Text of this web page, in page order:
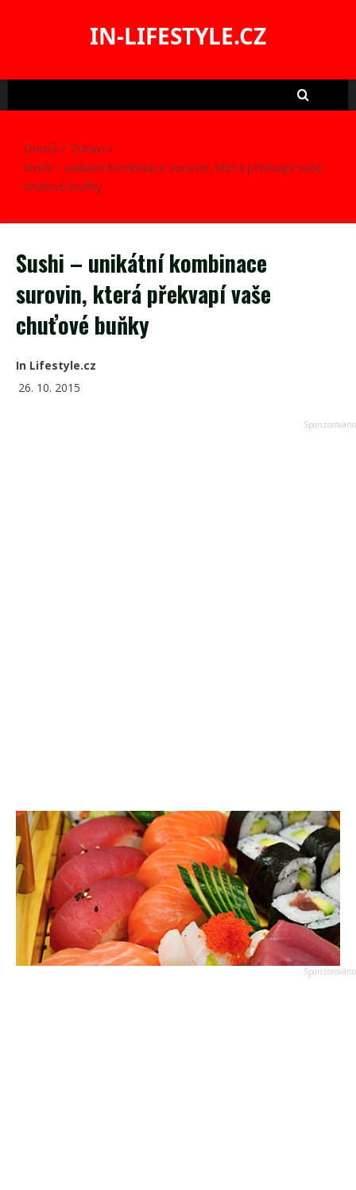
IN-LIFESTYLE.CZ
Domů
Zdraví
Sushi – unikátní kombinace surovin, která překvapí vaše
chuťové buňky
Sushi – unikátní kombinace
surovin, která překvapí vaše
chuťové buňky
In Lifestyle.cz
26. 10. 2015